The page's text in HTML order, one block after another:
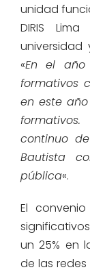
unidad
DIRIS
universidad
«En el año
formativos
en este
continuo
Bautista
pública«.
El
un 25% en
de las